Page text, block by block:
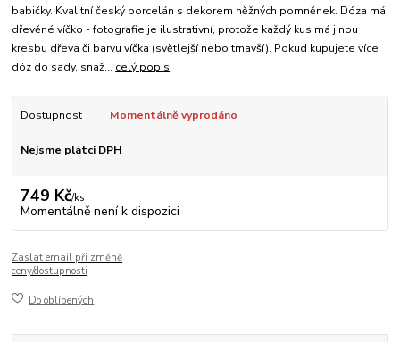
babičky. Kvalitní český porcelán s dekorem něžných pomněnek. Dóza má
dřevěné víčko - fotografie je ilustrativní, protože každý kus má jinou
kresbu dřeva či barvu víčka (světlejší nebo tmavší). Pokud kupujete více
dóz do sady, snaž... celý popis
Dostupnost Momentálně vyprodáno
Nejsme plátci DPH
749 Kč/ks
Momentálně není k dispozici
Zaslat email při změně
ceny/dostupnosti
Do oblíbených